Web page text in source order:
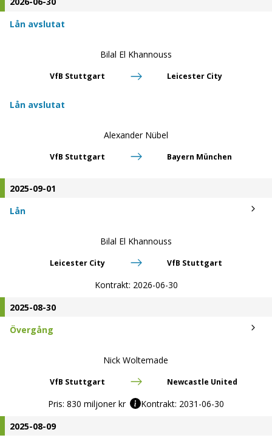
Lån avslutat
Bilal El Khannouss
VfB Stuttgart Leicester City
Lån avslutat
Alexander Nübel
VfB Stuttgart Bayern München
2025-09-01
Lån
Bilal El Khannouss
Leicester City VfB Stuttgart
Kontrakt: 2026-06-30
2025-08-30
Övergång
Nick Woltemade
VfB Stuttgart Newcastle United
Pris: 830 miljoner kr Kontrakt: 2031-06-30
2025-08-09